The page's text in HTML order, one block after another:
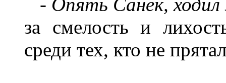
за смелость и
среди тех, кто не